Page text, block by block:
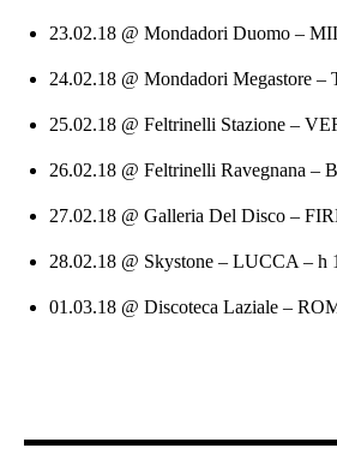
23.02.18 @ Mondadori Duomo –
24.02.18 @ Mondadori Megastore
25.02.18 @ Feltrinelli Stazione –
26.02.18 @ Feltrinelli Ravegnana –
27.02.18 @ Galleria Del Disco –
28.02.18 @ Skystone – LUCCA – h
01.03.18 @ Discoteca Laziale –